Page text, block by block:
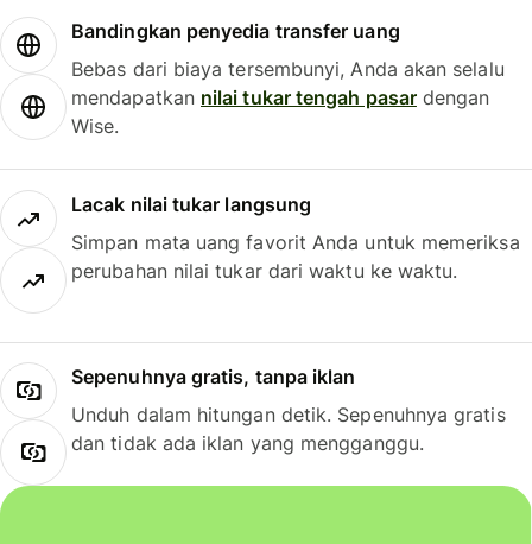
Bandingkan penyedia transfer uang
Bebas dari biaya tersembunyi, Anda akan selalu
mendapatkan nilai tukar tengah pasardengan
Wise.
Lacak nilai tukar langsung
Simpan mata uang favorit Anda untuk memeriksa
perubahan nilai tukar dari waktu ke waktu.
Sepenuhnya gratis, tanpa iklan
Unduh dalam hitungan detik. Sepenuhnya gratis
dan tidak ada iklan yang mengganggu.